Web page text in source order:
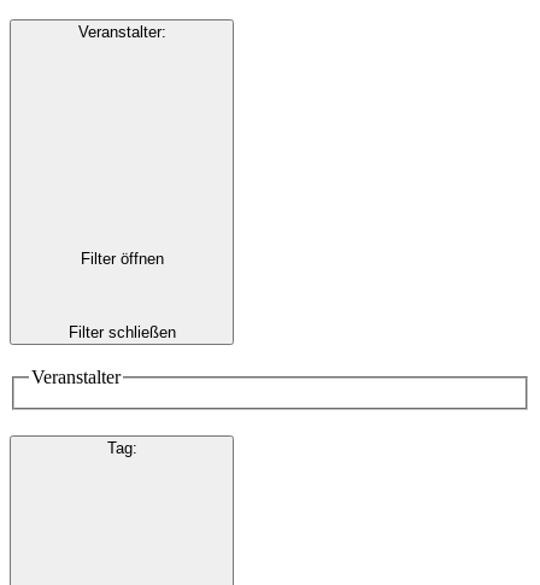
Veranstalter:
Filter öffnen
Filter schließen
Veranstalter
Tag: